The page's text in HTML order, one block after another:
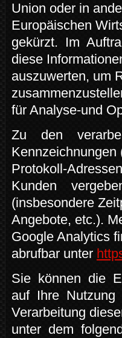
Union oder in
Europäischen
gekürzt. Im
diese
auszuwerten, um
für Analyse-und
Zu
den
Kennzeichnungen
Protokoll-
Kunden
(insbesondere
Angebote, etc.).
Google Analytics
abrufbar unter
Sie können die
auf Ihre Nutzung
Verarbeitung
unter dem